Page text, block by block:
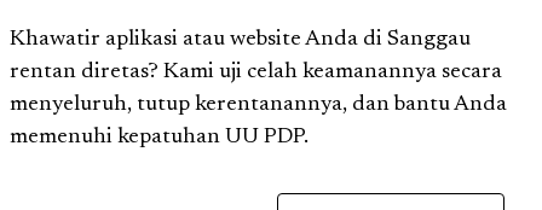
Khawatir aplikasi atau website Anda di Sanggau
rentan diretas? Kami uji celah keamanannya secara
menyeluruh, tutup kerentanannya, dan bantu Anda
memenuhi kepatuhan UU PDP.